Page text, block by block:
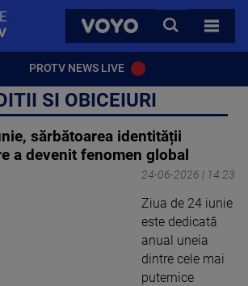
VOYO
CAUTA
TOATE
PROTV NEWS LIVE
SI OBICEIURI
sărbătoarea identității
a devenit fenomen global
24-06-2026 | 14:23
Ziua de 24 iunie
este dedicată
anual uneia
dintre cele mai
puternice